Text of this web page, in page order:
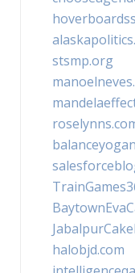
stsmp.org
halobjd.com